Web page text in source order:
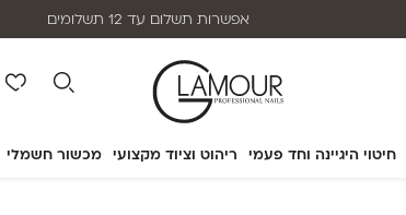
חיטוי היגיינה וחד פעמי ריהוט וציוד מקצועי מכשור חשמלי
אפשרות תשלום עד 12 תשלומים